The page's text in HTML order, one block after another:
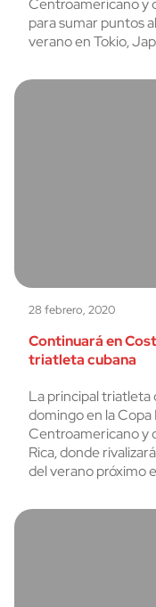
Centroamericano y
para sumar puntos
verano en Tokio,
28 febrero, 2020
Continuará en
triatleta cubana
La principal triatleta
domingo en la
Centroamericano y
Rica, donde
del verano próximo